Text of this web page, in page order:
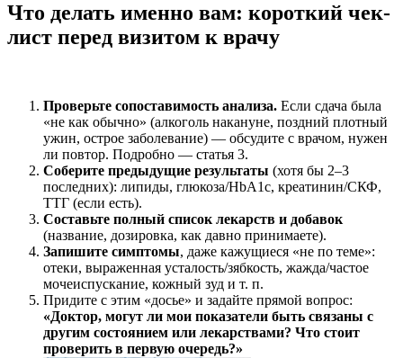
Что делать именно вам: короткий чек-
лист перед визитом к врачу
Проверьте сопоставимость анализа. Если сдача была
«не как обычно» (алкоголь накануне, поздний плотный
ужин, острое заболевание) — обсудите с врачом, нужен
ли повтор. Подробно — статья 3.
Соберите предыдущие результаты (хотя бы 2–3
последних): липиды, глюкоза/HbA1c, креатинин/СКФ,
ТТГ (если есть).
Составьте полный список лекарств и добавок
(название, дозировка, как давно принимаете).
Запишите симптомы, даже кажущиеся «не по теме»:
отеки, выраженная усталость/зябкость, жажда/частое
мочеиспускание, кожный зуд и т. п.
Придите с этим «досье» и задайте прямой вопрос:
«Доктор, могут ли мои показатели быть связаны с
другим состоянием или лекарствами? Что стоит
проверить в первую очередь?»